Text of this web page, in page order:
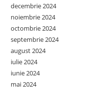
decembrie 2024
noiembrie 2024
octombrie 2024
septembrie 2024
august 2024
iulie 2024
iunie 2024
mai 2024